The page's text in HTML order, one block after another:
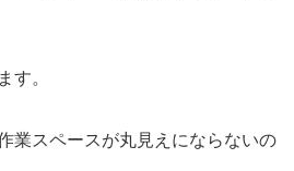
す。
業スペースが丸見えにならないの